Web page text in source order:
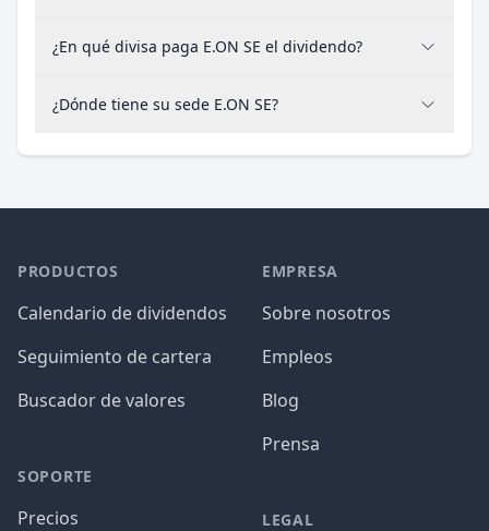
¿En qué divisa paga E.ON SE el dividendo?
¿Dónde tiene su sede E.ON SE?
PRODUCTOS
Calendario de dividendos
Seguimiento de cartera
Buscador de valores
SOPORTE
Precios
EMPRESA
Sobre nosotros
Empleos
Blog
Prensa
LEGAL